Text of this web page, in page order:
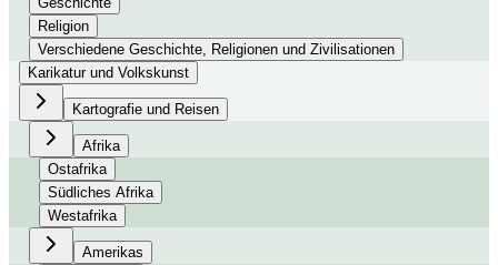
Religion
Verschiedene Geschichte, Religionen und Zivilisationen
Karikatur und Volkskunst
Kartografie und Reisen
Afrika
Ostafrika
Südliches Afrika
Westafrika
Amerikas